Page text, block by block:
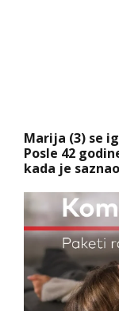
Marija (3) se
Posle 42
kada je